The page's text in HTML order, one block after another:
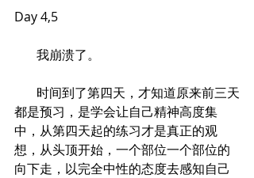
Day 4,5
我崩溃了。
时间到了第四天，才知道原来前三天
都是预习，是学会让自己精神高度集
中，从第四天起的练习才是真正的观
想，从头顶开始，一个部位一个部位的
向下走，以完全中性的态度去感知自己